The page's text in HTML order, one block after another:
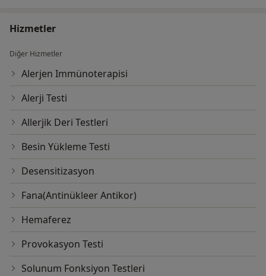
Hizmetler
Diğer Hizmetler
Alerjen Immünoterapisi
Alerji Testi
Allerjik Deri Testleri
Besin Yükleme Testi
Desensitizasyon
Fana(Antinükleer Antikor)
Hemaferez
Provokasyon Testi
Solunum Fonksiyon Testleri